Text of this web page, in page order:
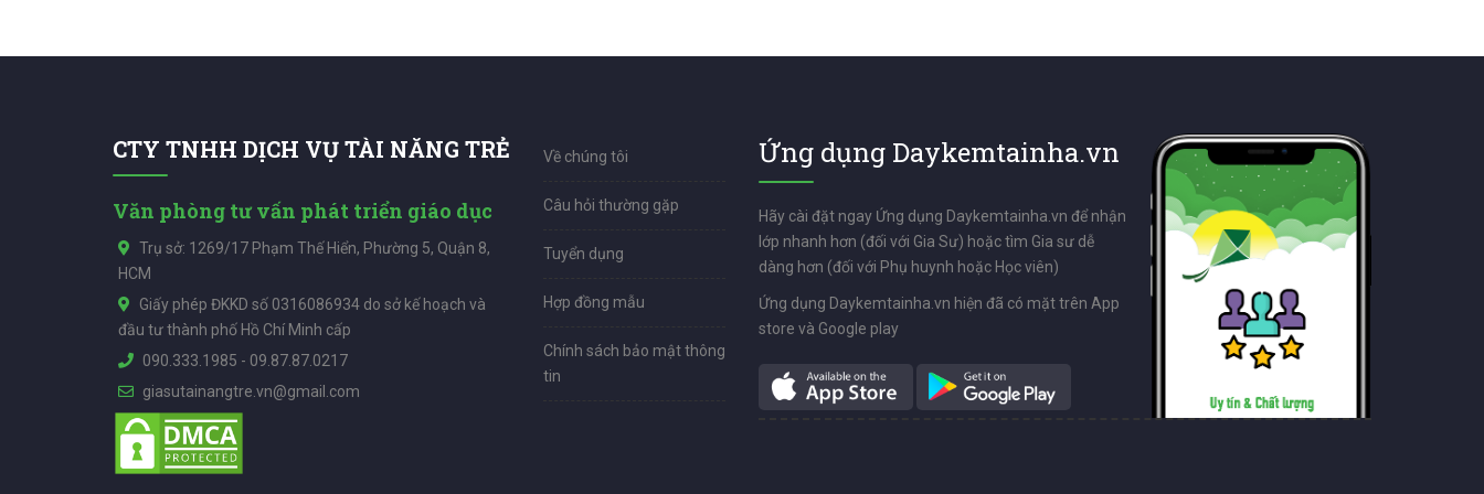
CTY TNHH DỊCH VỤ TÀI NĂNG TRẺ
Văn phòng tư vấn phát triển giáo dục
Trụ sở: 1269/17 Phạm Thế Hiển, Phường 5, Quận 8,
HCM
Giấy phép ĐKKD số 0316086934 do sở kế hoạch và
đầu tư thành phố Hồ Chí Minh cấp
090.333.1985 - 09.87.87.0217
giasutainangtre.vn@gmail.com
Về chúng tôi
Câu hỏi thường gặp
Tuyển dụng
Hợp đồng mẫu
Chính sách bảo mật thông
tin
Ứng dụng Daykemtainha.vn
Hãy cài đặt ngay Ứng dụng Daykemtainha.vn để nhận
lớp nhanh hơn (đối với Gia Sư) hoặc tìm Gia sư dễ
dàng hơn (đối với Phụ huynh hoặc Học viên)
Ứng dụng Daykemtainha.vn hiện đã có mặt trên App
store và Google play